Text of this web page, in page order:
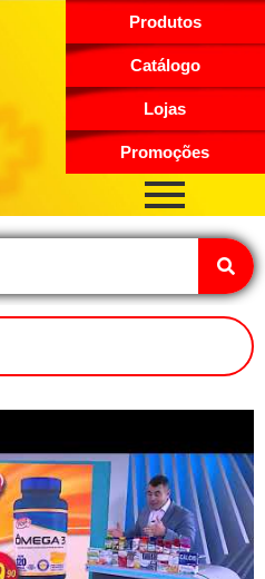
Produtos
Catálogo
Lojas
Promoções